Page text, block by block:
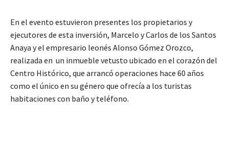
En el evento estuvieron presentes los propietarios y
ejecutores de esta inversión, Marcelo y Carlos de los Santos
Anaya y el empresario leonés Alonso Gómez Orozco,
realizada en un inmueble vetusto ubicado en el corazón del
Centro Histórico, que arrancó operaciones hace 60 años
como el único en su género que ofrecía a los turistas
habitaciones con baño y teléfono.